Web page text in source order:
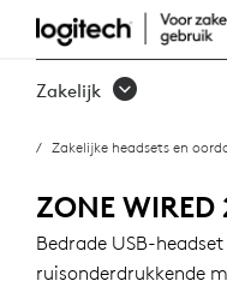
ZONE
WIRED
FOR
BUSINESS
Zakelijk
Zakelijke headsets en
ZONE WIRED
Bedrade USB-
ruisonderdrukkende